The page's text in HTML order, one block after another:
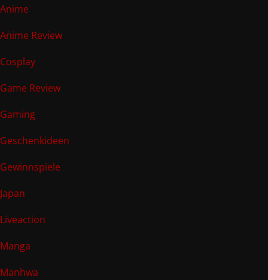
Anime
Anime Review
Cosplay
Game Review
Gaming
Geschenkideen
Gewinnspiele
Japan
Liveaction
Manga
Manhwa